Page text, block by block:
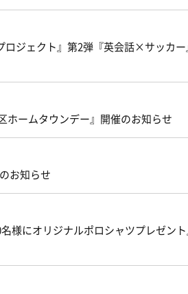
ジェクト』第2弾『英会話×サッカ
ホームタウンデー』開催のお知らせ
お知らせ
様にオリジナルポロシャツプレゼン